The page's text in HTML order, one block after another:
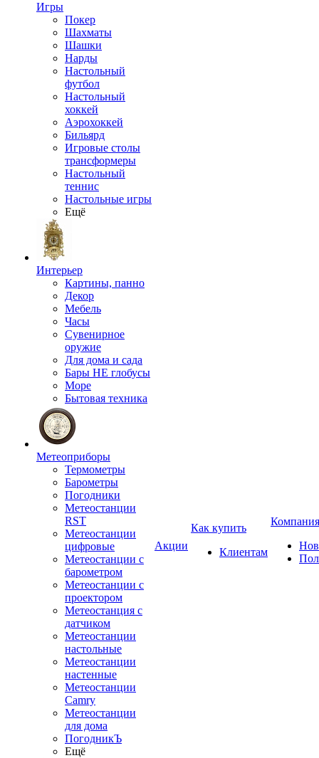
Игры
Покер
Шахматы
Шашки
Нарды
Настольный
футбол
Настольный
хоккей
Аэрохоккей
Бильярд
Игровые столы
трансформеры
Настольный
теннис
Настольные игры
Ещё
Интерьер
Картины, панно
Декор
Мебель
Часы
Сувенирное
оружие
Для дома и сада
Бары НЕ глобусы
Море
Бытовая техника
Метеоприборы
Термометры
Барометры
Погодники
Метеостанции
RST
Метеостанции
цифровые
Метеостанции с
барометром
Метеостанции с
проектором
Метеостанция с
датчиком
Метеостанции
настольные
Метеостанции
настенные
Метеостанции
Camry
Метеостанции
для дома
ПогодникЪ
Ещё
Акции
Как купить
Клиентам
Компания